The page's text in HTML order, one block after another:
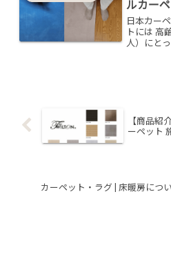
ルカー
日本カー
トには 高
人）にと
【商品紹
ーペット
カーペット・ラグ | 床暖房につ